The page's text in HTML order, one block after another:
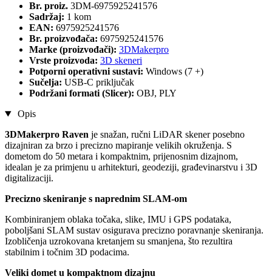
Br. proiz. 3DM-6975925241576
Sadržaj: 1 kom
EAN: 6975925241576
Br. proizvođača: 6975925241576
Marke (proizvođači): 3DMakerpro
Vrste proizvoda: 3D skeneri
Potporni operativni sustavi: Windows (7 +)
Sučelja: USB-C priključak
Podržani formati (Slicer): OBJ, PLY
Opis
3DMakerpro Raven je snažan, ručni LiDAR skener posebno
dizajniran za brzo i precizno mapiranje velikih okruženja. S
dometom do 50 metara i kompaktnim, prijenosnim dizajnom,
idealan je za primjenu u arhitekturi, geodeziji, građevinarstvu i 3D
digitalizaciji.
Precizno skeniranje s naprednim SLAM-om
Kombiniranjem oblaka točaka, slike, IMU i GPS podataka,
poboljšani SLAM sustav osigurava precizno poravnanje skeniranja.
Izobličenja uzrokovana kretanjem su smanjena, što rezultira
stabilnim i točnim 3D podacima.
Veliki domet u kompaktnom dizajnu